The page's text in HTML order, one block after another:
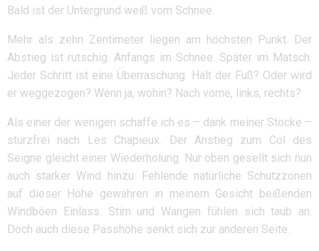
Bald ist der Untergrund weiß vom Schnee.
Mehr als zehn Zentimeter liegen am höchsten Punkt. Der
Abstieg ist rutschig. Anfangs im Schnee. Später im Matsch.
Jeder Schritt ist eine Überraschung. Hält der Fuß? Oder wird
er weggezogen? Wenn ja, wohin? Nach vorne, links, rechts?
Als einer der wenigen schaffe ich es – dank meiner Stöcke –
sturzfrei nach Les Chapieux. Der Anstieg zum Col des
Seigne gleicht einer Wiederholung. Nur oben gesellt sich nun
auch starker Wind hinzu. Fehlende natürliche Schutzzonen
auf dieser Höhe gewähren in meinem Gesicht beißenden
Windböen Einlass. Stirn und Wangen fühlen sich taub an.
Doch auch diese Passhöhe senkt sich zur anderen Seite.